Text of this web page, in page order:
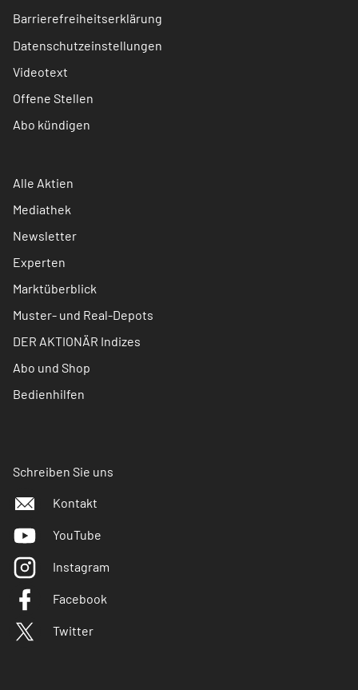
Barrierefreiheitserklärung
Datenschutzeinstellungen
Videotext
Offene Stellen
Abo kündigen
Alle Aktien
Mediathek
Newsletter
Experten
Marktüberblick
Muster- und Real-Depots
DER AKTIONÄR Indizes
Abo und Shop
Bedienhilfen
Schreiben Sie uns
Kontakt
YouTube
Instagram
Facebook
Twitter